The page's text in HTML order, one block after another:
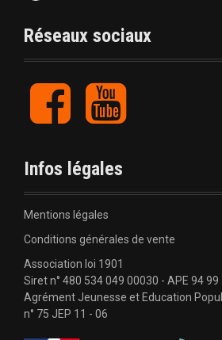
n
d
a
Réseaux sociaux
F
c
o
Y
u
Infos légales
Mentions légales
Conditions générales de vente
Association loi 1901
Siret n° 480 534 049 00030 - APE 94 99
Agrément Jeunesse et Education
n° 75 JEP 11 - 06